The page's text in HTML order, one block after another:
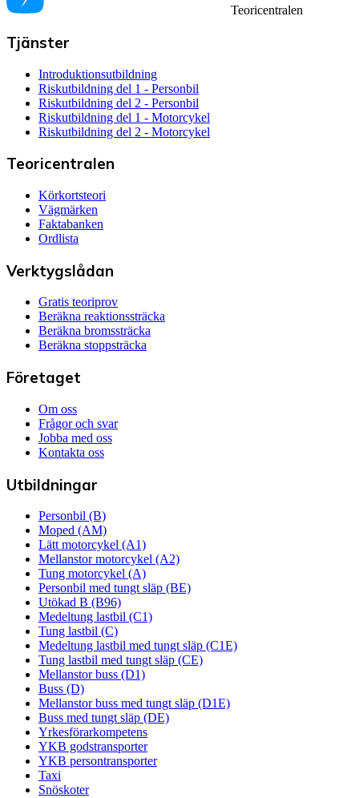
Teoricentralen
Tjänster
Introduktionsutbildning
Riskutbildning del 1 - Personbil
Riskutbildning del 2 - Personbil
Riskutbildning del 1 - Motorcykel
Riskutbildning del 2 - Motorcykel
Teoricentralen
Körkortsteori
Vägmärken
Faktabanken
Ordlista
Verktygslådan
Gratis teoriprov
Beräkna reaktionssträcka
Beräkna bromssträcka
Beräkna stoppsträcka
Företaget
Om oss
Frågor och svar
Jobba med oss
Kontakta oss
Utbildningar
Personbil (B)
Moped (AM)
Lätt motorcykel (A1)
Mellanstor motorcykel (A2)
Tung motorcykel (A)
Personbil med tungt släp (BE)
Utökad B (B96)
Medeltung lastbil (C1)
Tung lastbil (C)
Medeltung lastbil med tungt släp (C1E)
Tung lastbil med tungt släp (CE)
Mellanstor buss (D1)
Buss (D)
Mellanstor buss med tungt släp (D1E)
Buss med tungt släp (DE)
Yrkesförarkompetens
YKB godstransporter
YKB persontransporter
Taxi
Snöskoter